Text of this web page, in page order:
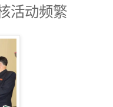
活动频繁